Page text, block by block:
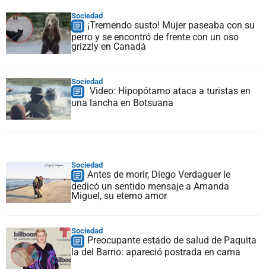
Sociedad
¡Tremendo susto! Mujer paseaba con su
perro y se encontró de frente con un oso
grizzly en Canadá
Sociedad
Video: Hipopótamo ataca a turistas en
una lancha en Botsuana
Sociedad
Antes de morir, Diego Verdaguer le
dedicó un sentido mensaje a Amanda
Miguel, su eterno amor
Sociedad
Preocupante estado de salud de Paquita
la del Barrio: apareció postrada en cama